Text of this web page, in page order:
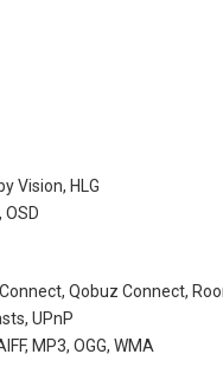
Vision, HLG
OSD
Qobuz Connect,
UPnP
MP3, OGG, WMA